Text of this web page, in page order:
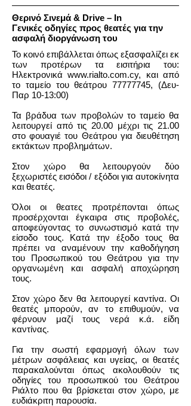
Θερινό Σινεμά & Drive – In
Γενικές οδηγίες προς θεατές για την
ασφαλή διοργάνωση του
Το κοινό επιβάλλεται όπως εξασφαλίζει εκ
των προτέρων τα εισιτήρια του:
Ηλεκτρονικάwww.rialto.com.cy, και από
το ταμείο του θεάτρου77777745, (Δευ-
Παρ 10-13:00)
Τα βράδυα των προβολών το ταμείο θα
λειτουργεί από τις 20.00 μέχρι τις 21.00
στο φουαγιέ του Θεάτρου για διευθέτηση
εκτάκτων προβλημάτων.
Στον χώρο θα λειτουργούν δύο
ξεχωριστές εισόδοι / εξόδοι για αυτοκίνητα
και θεατές.
Όλοι οι θεατες προτρέπονται όπως
προσέρχονται έγκαιρα στις προβολές,
αποφεύγοντας το συνωστισμό κατά την
είσοδο τους. Κατά την έξοδο τους θα
πρέπει να αναμένουν την καθοδήγηση
του Προσωπικού του Θεάτρου για την
οργανωμένη και ασφαλή αποχώρηση
τους.
Στον χώρο δεν θα λειτουργεί καντίνα. Οι
θεατές μπορούν, αν το επιθυμούν, να
φέρνουν μαζί τους νερά κ.ά. είδη
καντίνας.
Για την σωστή εφαρμογή όλων των
μέτρων ασφάλειας και υγείας, οι θεατές
παρακαλούνται όπως ακολουθούν τις
οδηγίες του προσωπικού του Θεάτρου
Ριάλτο που θα βρίσκεται στον χώρο, με
ευδιάκριτη παρουσία.